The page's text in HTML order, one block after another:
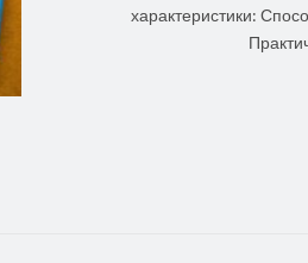
характеристики: